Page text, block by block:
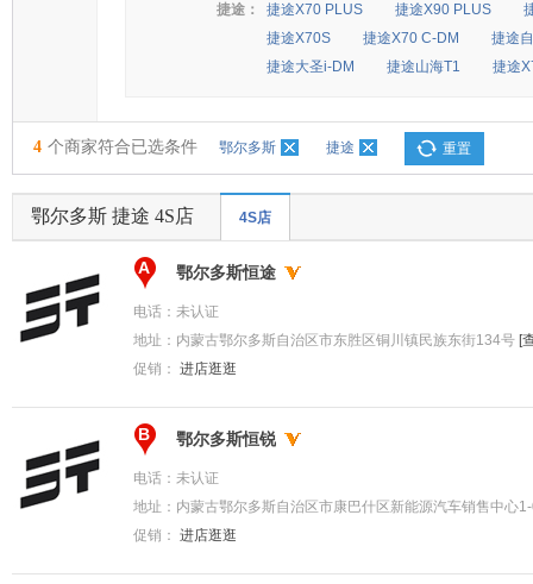
捷途： 捷途X70 PLUS 捷途X90 PLUS
捷途X70S
捷途X70 C-DM
捷途
捷途大圣i-DM
捷途山海T1 捷途
4 个商家符合已选条件 鄂尔多斯 捷途 重置
鄂尔多斯 捷途 4S店 4S店
A 鄂尔多斯恒途
电话： 未认证
地址： 内蒙古鄂尔多斯自治区市东胜区铜川镇民族东街134号 [
促销： 进店逛逛
B 鄂尔多斯恒锐
电话： 未认证
地址： 内蒙古鄂尔多斯自治区市康巴什区新能源汽车销售中心
促销： 进店逛逛